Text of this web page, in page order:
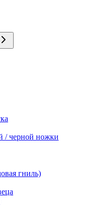
/ черной ножки
гниль)